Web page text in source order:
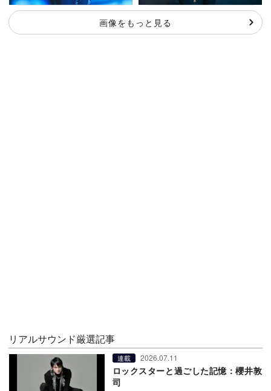
画像をもっと見る
リアルサウンド厳選記事
連載 2026.07.11
ロックスターと過ごした記憶：櫻井敦
司